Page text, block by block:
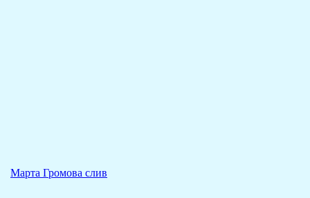
Марта Громова слив